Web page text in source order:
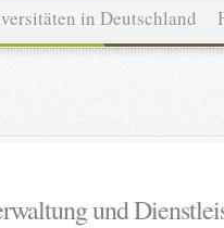
in Deutschland
und